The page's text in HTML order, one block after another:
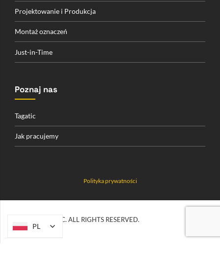
Projektowanie i Produkcja
Montaż oznaczeń
Just-in-Time
Poznaj nas
Tagatic
Jak pracujemy
Polityka prywatności
© 2026 TAGATIC. ALL RIGHTS RESERVED.
PL
PL